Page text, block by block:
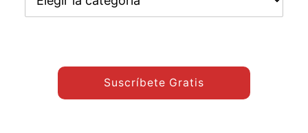
otros
Suscríbete Gratis